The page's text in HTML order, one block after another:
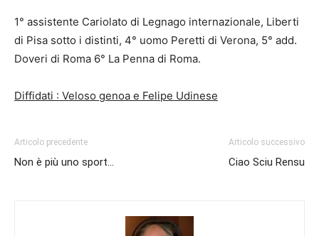
1° assistente Cariolato di Legnago internazionale, Liberti
di Pisa sotto i distinti, 4° uomo Peretti di Verona, 5° add.
Doveri di Roma 6° La Penna di Roma.
Diffidati : Veloso genoa e Felipe Udinese
Articolo precedente
Non è più uno sport…
Articolo successivo
Ciao Sciu Rensu